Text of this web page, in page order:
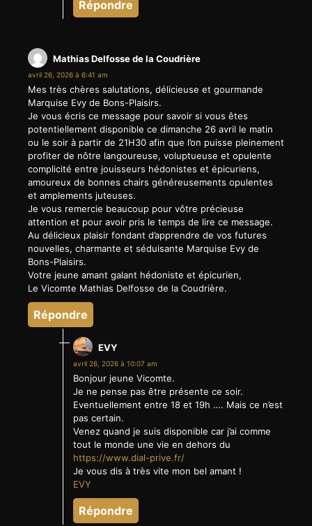
Répondre
Mathias Delfosse de la Coudrière
avril 26, 2026 à 6:41 am
Mes très chères salutations, délicieuse et gourmande
Marquise Evy de Bons-Plaisirs.
Je vous écris ce message pour savoir si vous êtes
potentiellement disponible ce dimanche 26 avril le matin
ou le soir à partir de 21H30 afin que l’on puisse pleinement
profiter de nôtre langoureuse, voluptueuse et opulente
complicité entre jouisseurs hédonistes et épicuriens,
amoureux de bonnes chairs généreusements opulentes
et amplements juteuses.
Je vous remercie beaucoup pour vôtre précieuse
attention et pour avoir pris le temps de lire ce message.
Au délicieux plaisir fondant d’apprendre de vos futures
nouvelles, charmante et séduisante Marquise Evy de
Bons-Plaisirs.
Votre jeune amant galant hédoniste et épicurien,
Le Vicomte Mathias Delfosse de la Coudrière.
Répondre
EVY
avril 26, 2026 à 10:07 am
Bonjour jeune Vicomte.
Je ne pense pas être présente ce soir.
Eventuellement entre 18 et 19h …. Mais ce n’est
pas certain.
Venez quand je suis disponible car j’ai comme
tout le monde une vie en dehors du
https://www.dial-prive.fr/
Je vous dis à très vite mon bel amant !
EVY
Répondre